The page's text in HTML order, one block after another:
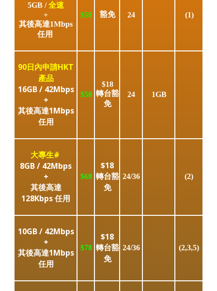
5GB /全速
+
其後高達1Mbps
任用
$58 豁免 24 (1)
90日內申請HKT
產品
16GB / 42Mbps
+
其後高達1Mbps
任用
$58
$18
轉台豁
免
24 1GB
大專生#
8GB / 42Mbps
+
其後高達
128Kbps 任用
$68
$18
轉台豁
免
24/36 (2)
10GB / 42Mbps
+
其後高達1Mbps
任用
$78
$18
轉台豁
免
24/36 (2,3,5)